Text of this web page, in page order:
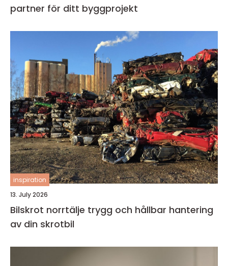
partner för ditt byggprojekt
inspiration
13. July 2026
Bilskrot norrtälje trygg och hållbar hantering
av din skrotbil